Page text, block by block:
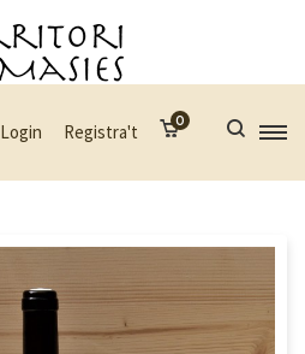
Login Registra't 0